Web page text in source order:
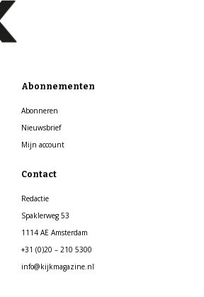
Abonnementen
Abonneren
Nieuwsbrief
Mijn account
Contact
Redactie
Spaklerweg 53
1114 AE Amsterdam
+31 (0)20 – 210 5300
info@kijkmagazine.nl